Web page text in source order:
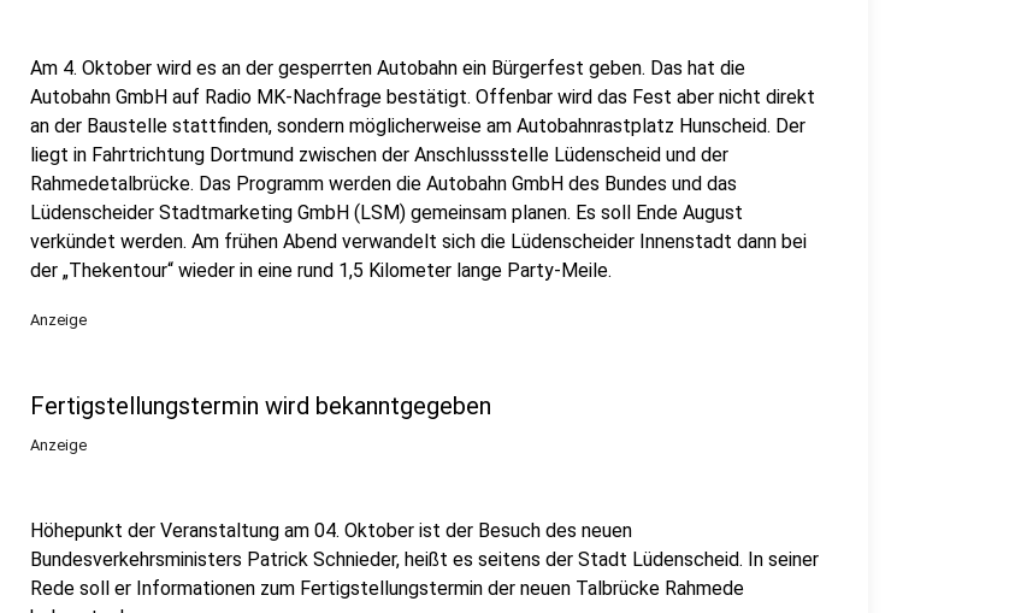
Am 4. Oktober wird es an der gesperrten Autobahn ein Bürgerfest geben. Das hat die
Autobahn GmbH auf Radio MK-Nachfrage bestätigt. Offenbar wird das Fest aber nicht direkt
an der Baustelle stattfinden, sondern möglicherweise am Autobahnrastplatz Hunscheid. Der
liegt in Fahrtrichtung Dortmund zwischen der Anschlussstelle Lüdenscheid und der
Rahmedetalbrücke. Das Programm werden die Autobahn GmbH des Bundes und das
Lüdenscheider Stadtmarketing GmbH (LSM) gemeinsam planen. Es soll Ende August
verkündet werden. Am frühen Abend verwandelt sich die Lüdenscheider Innenstadt dann bei
der „Thekentour“ wieder in eine rund 1,5 Kilometer lange Party-Meile.
Anzeige
Fertigstellungstermin wird bekanntgegeben
Anzeige
Höhepunkt der Veranstaltung am 04. Oktober ist der Besuch des neuen
Bundesverkehrsministers Patrick Schnieder, heißt es seitens der Stadt Lüdenscheid. In seiner
Rede soll er Informationen zum Fertigstellungstermin der neuen Talbrücke Rahmede